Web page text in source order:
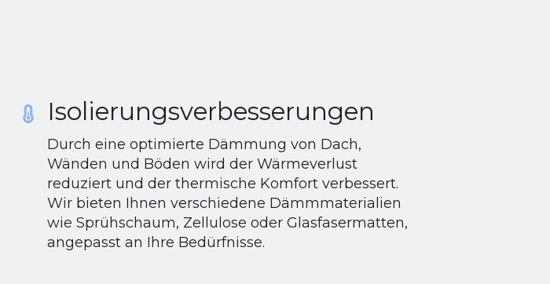
Isolierungsverbesserungen
Durch eine optimierte Dämmung von Dach,
Wänden und Böden wird der Wärmeverlust
reduziert und der thermische Komfort verbessert.
Wir bieten Ihnen verschiedene Dämmmaterialien
wie Sprühschaum, Zellulose oder Glasfasermatten,
angepasst an Ihre Bedürfnisse.